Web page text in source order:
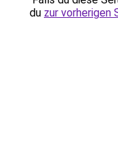
du zur vorherigen